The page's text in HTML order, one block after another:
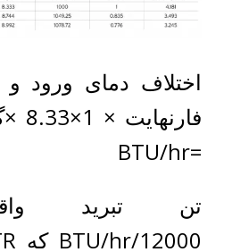
اختلاف دمای ورود
=BTU/hr
BTU/hr/12000 که 3.52KW=1 TR